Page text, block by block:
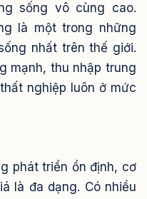
sống vô cùng cao.
là một trong những
nhất trên thế giới.
mạnh, thu nhập trung
nghiệp luôn ở mức
phát triển ổn định, cơ
là đa dạng. Có nhiều